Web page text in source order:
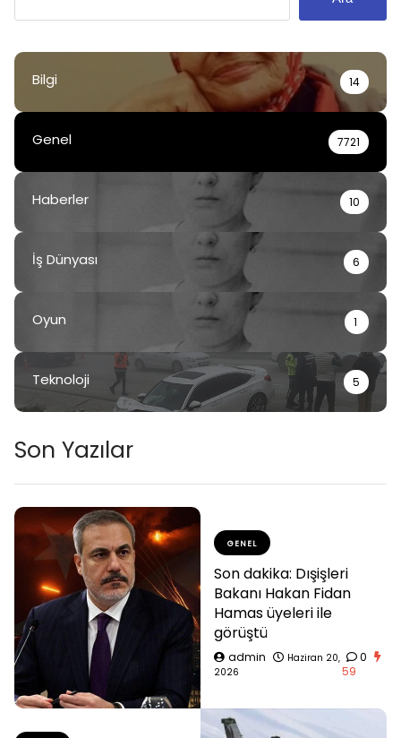
Bilgi 14
Genel 7721
Haberler 10
İş Dünyası 6
Oyun 1
Teknoloji 5
Son Yazılar
GENEL
Son dakika: Dışişleri
Bakanı Hakan Fidan
Hamas üyeleri ile
görüştü
admin
Haziran 20,
2026
0
59